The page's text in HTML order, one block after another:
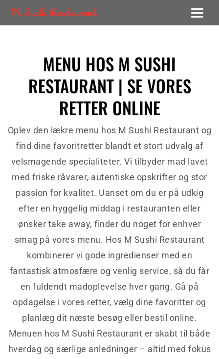
M Sushi Restaurant
MENU HOS M SUSHI
RESTAURANT | SE VORES
RETTER ONLINE
Oplev den lækre menu hos M Sushi Restaurant og
find dine favoritretter blandt et stort udvalg af
velsmagende specialiteter. Vi tilbyder mad lavet
med friske råvarer, autentiske opskrifter og stor
passion for kvalitet. Uanset om du er på udkig
efter en hyggelig middag i restauranten eller
ønsker take away, finder du noget for enhver
smag på vores menu. Hos M Sushi Restaurant
kombinerer vi gode ingredienser med en
fantastisk atmosfære og venlig service, så du får
en fuldendt madoplevelse hver gang. Gå på
opdagelse i vores retter, vælg dine favoritter og
planlæg dit næste besøg eller bestil online.
Menuen hos M Sushi Restaurant er skabt til både
hverdag og særlige anledninger – altid med fokus